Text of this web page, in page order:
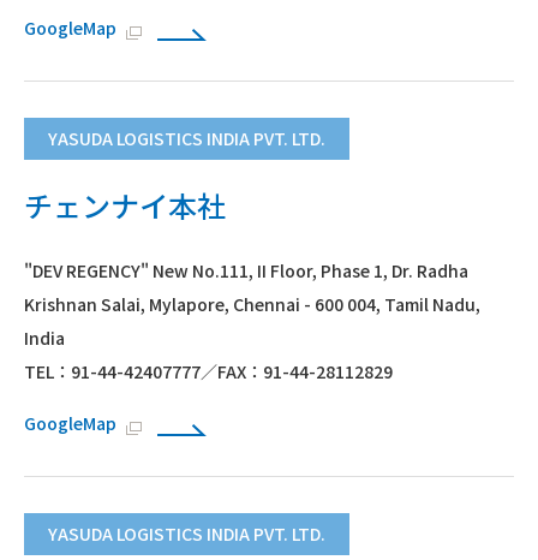
GoogleMap
YASUDA LOGISTICS INDIA PVT. LTD.
チェンナイ本社
"DEV REGENCY" New No.111, II Floor, Phase 1, Dr. Radha
Krishnan Salai, Mylapore, Chennai - 600 004, Tamil Nadu,
India
TEL：91-44-42407777／FAX：91-44-28112829
GoogleMap
YASUDA LOGISTICS INDIA PVT. LTD.